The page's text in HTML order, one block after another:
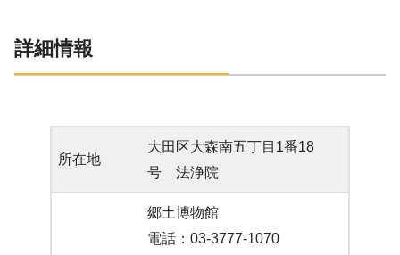
詳細情報
所在地
大田区大森南五丁目1番18
号 法浄院
郷土博物館
電話：03-3777-1070